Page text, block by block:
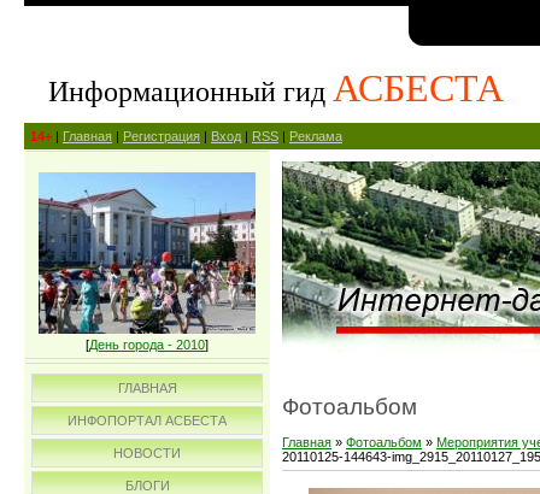
Информационный гид АСБЕСТА
14+ | Главная | Регистрация | Вход | RSS | Реклама
[День города - 2010]
ГЛАВНАЯ
ИНФОПОРТАЛ АСБЕСТА
НОВОСТИ
БЛОГИ
Фотоальбом
Главная » Фотоальбом » Мероприятия
20110125-144643-